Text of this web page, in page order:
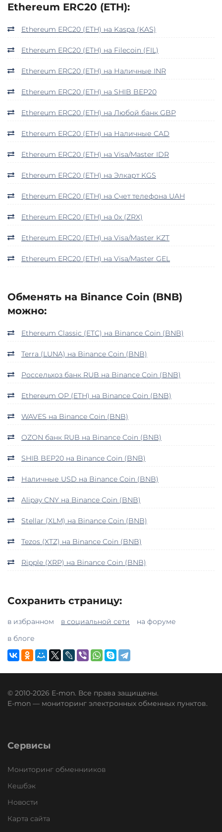
Ethereum ERC20 (ETH):
Ethereum ERC20 (ETH) на Kaspa (KAS)
Ethereum ERC20 (ETH) на Filecoin (FIL)
Ethereum ERC20 (ETH) на Наличные INR
Ethereum ERC20 (ETH) на SHIB BEP20
Ethereum ERC20 (ETH) на Любой банк GBP
Ethereum ERC20 (ETH) на Наличные CAD
Ethereum ERC20 (ETH) на Visa/Master IDR
Ethereum ERC20 (ETH) на Элкарт KGS
Ethereum ERC20 (ETH) на Счет телефона UAH
Ethereum ERC20 (ETH) на 0x (ZRX)
Ethereum ERC20 (ETH) на Visa/Master KZT
Ethereum ERC20 (ETH) на Visa/Master GEL
Обменять на Binance Coin (BNB)
можно:
Ethereum Classic (ETC) на Binance Coin (BNB)
Terra (LUNA) на Binance Coin (BNB)
Россельхоз банк RUB на Binance Coin (BNB)
Ethereum OP (ETH) на Binance Coin (BNB)
WAVES на Binance Coin (BNB)
OZON банк RUB на Binance Coin (BNB)
SHIB BEP20 на Binance Coin (BNB)
Наличные USD на Binance Coin (BNB)
Alipay CNY на Binance Coin (BNB)
Stellar (XLM) на Binance Coin (BNB)
Tezos (XTZ) на Binance Coin (BNB)
Ripple (XRP) на Binance Coin (BNB)
Сохранить страницу:
в избранном в социальной сети
на форуме
в блоге
© 2010-2026 E-mon. Все права защищены.
E-mon — мониторинг электронных обменных пунктов.
Сервисы
Мониторинг обменнииков
Кешбэк
Новости
Карта сайта